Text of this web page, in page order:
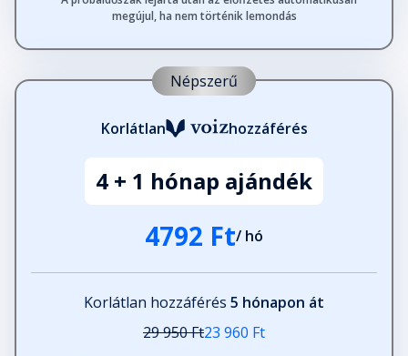
megújul, ha nem történik lemondás
Népszerű
Korlátlan hozzáférés
4 + 1 hónap ajándék
4792 Ft/ hó
Korlátlan hozzáférés 5 hónapon át
29 950 Ft23 960 Ft